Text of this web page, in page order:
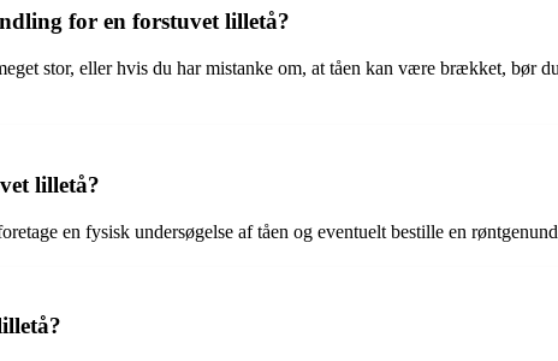
for en forstuvet lilletå?
stor, eller hvis du har mistanke om, at tåen kan være brækket,
lilletå?
en fysisk undersøgelse af tåen og eventuelt bestille en